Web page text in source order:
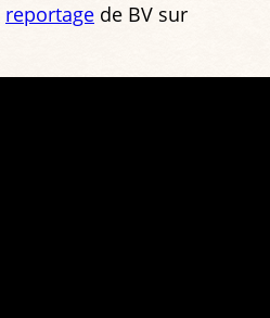
reportage de BV sur